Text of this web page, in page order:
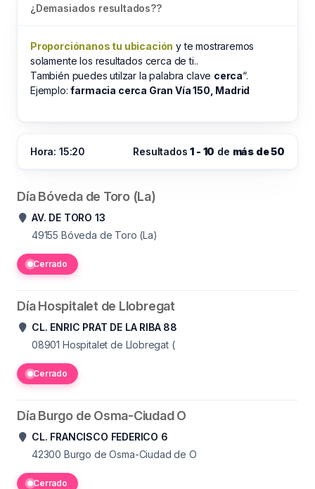
¿Demasiados resultados??
Proporciónanos tu ubicación y te mostraremos
solamente los resultados cerca de ti..
También puedes utilzar la palabra clave cerca“.
Ejemplo:farmacia cerca Gran Vía 150, Madrid
Hora: 15:20 Resultados1 - 10 de más de 50
Día Bóveda de Toro (La)
AV. DE TORO 13
49155 Bóveda de Toro (La)
Cerrado
Día Hospitalet de Llobregat
CL. ENRIC PRAT DE LA RIBA 88
08901 Hospitalet de Llobregat (
Cerrado
Día Burgo de Osma-Ciudad O
CL. FRANCISCO FEDERICO 6
42300 Burgo de Osma-Ciudad de O
Cerrado